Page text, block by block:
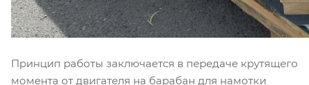
Принцип работы заключается в передаче крутящего
момента от двигателя на барабан для намотки